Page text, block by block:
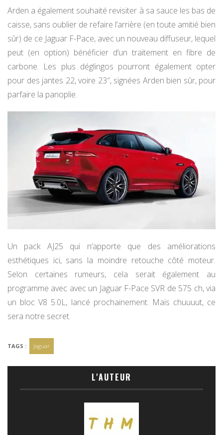
Arden a également souhaité revisiter à sa sauce les bas de
caisse, sans oublier de refaire l’arrière (en toute amitié bien
sûr) de ce Jaguar F-Pace, avec un nouveau diffuseur, lequel
peut (en option) bénéficier d’un traitement en fibre de
carbone. Les plus déglingos pourront également opter
pour des jantes 22, voire 23″, signées Arden bien sûr, pour
parfaire la panoplie.
Un pack AJ25 qui n’apporte que des améliorations
esthétiques ici, sans la moindre retouche côté moteur.
Selon certaines rumeurs, cela serait également au
programme avec avec un Jaguar F-Pace SVR de 575 ch, via
un bloc V8 5.0L, lancé prochainement. Mais chuuuut, ce
sera notre secret.
TAGS : Jaguar
L'AUTEUR